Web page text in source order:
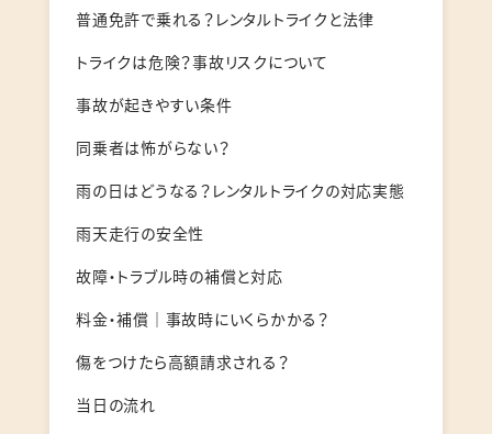
普通免許で乗れる？レンタルトライクと法律
トライクは危険？事故リスクについて
事故が起きやすい条件
同乗者は怖がらない？
雨の日はどうなる？レンタルトライクの対応実態
雨天走行の安全性
故障・トラブル時の補償と対応
料金・補償｜事故時にいくらかかる？
傷をつけたら高額請求される？
当日の流れ